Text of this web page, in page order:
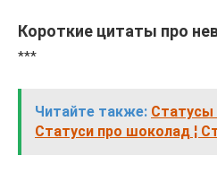
Короткие цитаты про
***
Читайте также: Статусы
Статуси про шоколад ¦